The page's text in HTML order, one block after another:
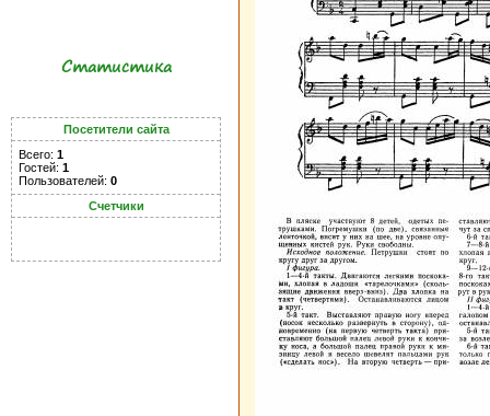
Статистика
Посетители сайта
Всего: 1
Гостей: 1
Пользователей: 0
Счетчики